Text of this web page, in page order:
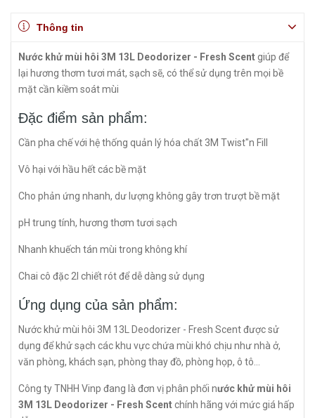
Thông tin
Nước khử mùi hôi 3M 13L Deodorizer - Fresh Scentgiúp để
lại hương thơm tươi mát, sạch sẽ, có thể sử dụng trên mọi bề
mặt cần kiềm soát mùi
Đặc điểm sản phẩm:
Cần pha chế với hệ thống quản lý hóa chất 3M Twist"n Fill
Vô hại với hầu hết các bề mặt
Cho phản ứng nhanh, dư lượng không gây trơn trượt bề mặt
pH trung tính, hương thơm tươi sạch
Nhanh khuếch tán mùi trong không khí
Chai cô đặc 2l chiết rót để dễ dàng sử dụng
Ứng dụng của sản phẩm:
Nước khử mùi hôi 3M 13L Deodorizer - Fresh Scent được sử
dụng để khử sạch các khu vực chứa mùi khó chịu như nhà ở,
văn phòng, khách sạn, phòng thay đồ, phòng họp, ô tô...
Công ty TNHH Vinp đang là đơn vị phân phối nước khử mùi hôi
3M 13L Deodorizer - Fresh Scentchính hãng với mức giá hấp